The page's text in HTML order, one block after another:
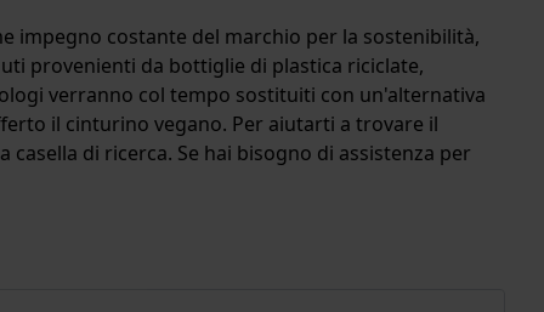
impegno costante del marchio per la sostenibilità,
provenienti da bottiglie di plastica riciclate,
verranno col tempo sostituiti con un'alternativa
il cinturino vegano. Per aiutarti a trovare il
di ricerca. Se hai bisogno di assistenza per